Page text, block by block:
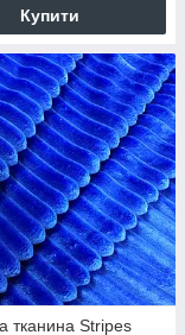
Купити
тканина Stripes